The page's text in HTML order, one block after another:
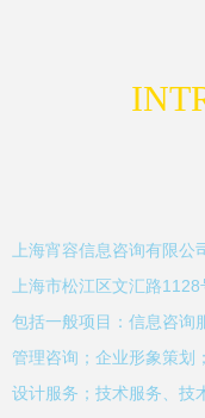
上海宵容信息咨询有限
上海市松江区文汇路
包括一般项目：信息咨询
管理咨询；企业形象策划
设计服务；技术服务、技